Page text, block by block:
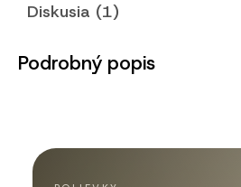
Diskusia (1)
Podrobný popis